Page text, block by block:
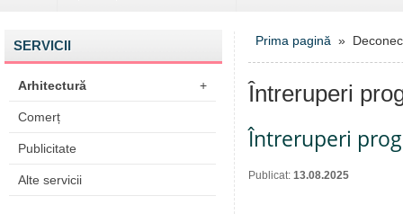
SERVICII
Arhitectură +
Comerț
Publicitate
Alte servicii
Prima pagină »
Întreruperi
Întreruperi
Publicat: 13.08.2025